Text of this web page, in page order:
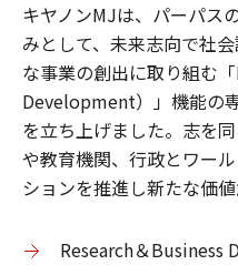
キヤノンMJは、パーパス
みとして、未来志向で社
な事業の創出に取り組む
Development）」機能の
を立ち上げました。志を
や教育機関、行政とワー
ションを推進し新たな価
Research＆Business